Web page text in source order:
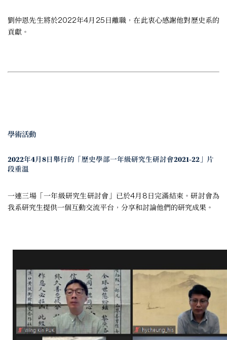
劉仲恩先生將於2022年4月25日離職，在此衷心感謝他對歷史系的
貢獻。
學術活動
2022年4月8日舉行的「歷史學部一年級研究生研討會2021-22」片
段重溫
一連三場「一年級研究生研討會」已於4月8日完滿結束。研討會為
我系研究生提供一個互動交流平台，分享和討論他們的研究成果。